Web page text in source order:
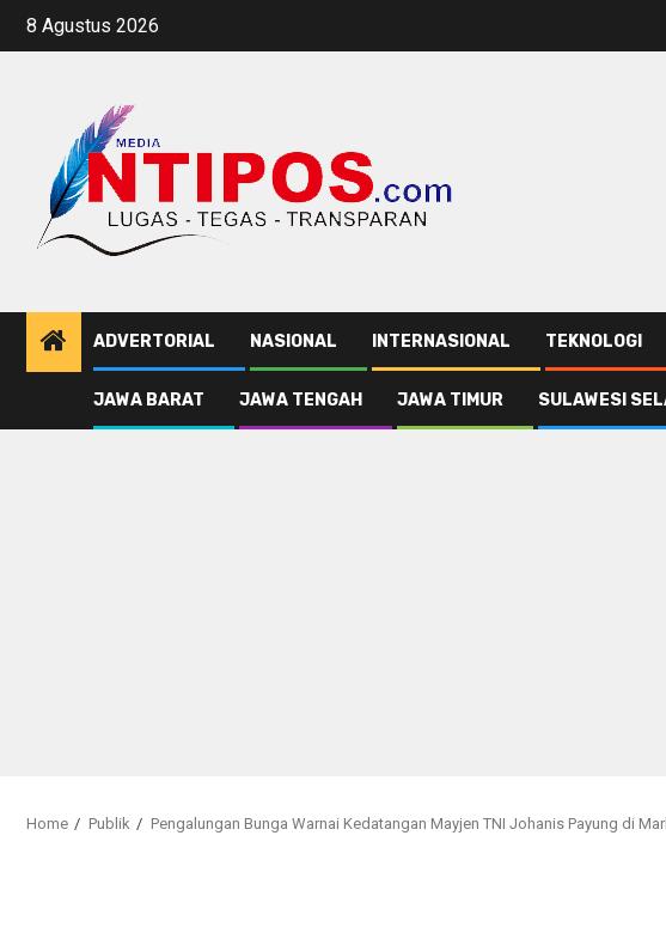
Skip
8 Agustus 2026
ADVERTORIAL NASIONAL INTERNASIONAL TEKNOLOGI
JAWA BARAT JAWA TENGAH JAWA TIMUR SULAWESI
Home Publik Pengalungan Bunga Warnai Kedatangan Mayjen TNI Johanis Payung di